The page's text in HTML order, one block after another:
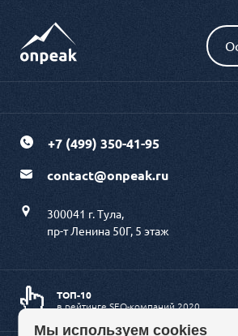
+7 (499) 350-41-95
contact@onpeak.ru
300041 г. Тула,
пр-т Ленина 50Г, 5 этаж
ТОП-10
в рейтинге SEO-компаний 2020
Мы используем cookies